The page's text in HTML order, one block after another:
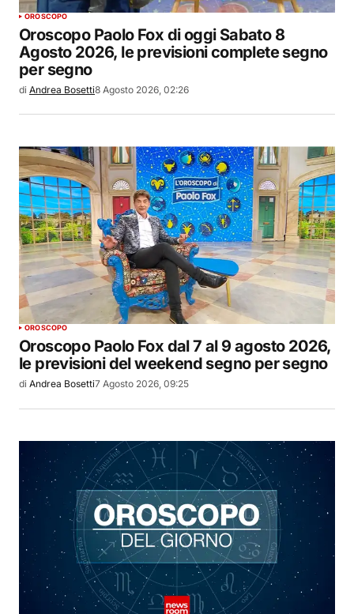
OROSCOPO
Oroscopo Paolo Fox di oggi Sabato 8
Agosto 2026, le previsioni complete segno
per segno
di Andrea Bosetti8 Agosto 2026, 02:26
OROSCOPO
Oroscopo Paolo Fox dal 7 al 9 agosto 2026,
le previsioni del weekend segno per segno
di Andrea Bosetti7 Agosto 2026, 09:25